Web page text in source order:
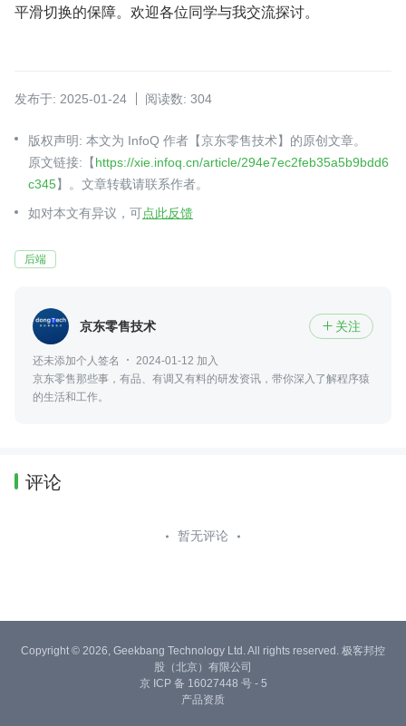
平滑切换的保障。欢迎各位同学与我交流探讨。
发布于: 2025-01-24 阅读数: 304
版权声明: 本文为 InfoQ 作者【京东零售技术】的原创文章。
原文链接:【https://xie.infoq.cn/article/294e7ec2feb35a5b9bdd6
c345】。文章转载请联系作者。
如对本文有异议，可点此反馈
后端
京东零售技术  关注
还未添加个人签名
2024-01-12 加入
京东零售那些事，有品、有调又有料的研发资讯，带你深入了解程序猿
的生活和工作。
评论
暂无评论
Copyright © 2026, Geekbang Technology Ltd. All rights reserved. 极客邦控
股（北京）有限公司
京 ICP 备 16027448 号 - 5
产品资质